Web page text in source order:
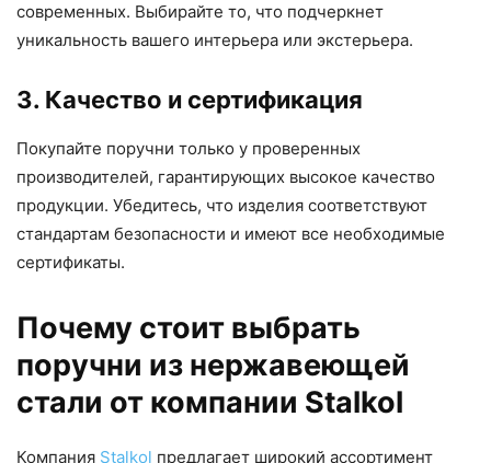
современных. Выбирайте то, что подчеркнет
уникальность вашего интерьера или экстерьера.
3. Качество и сертификация
Покупайте поручни только у проверенных
производителей, гарантирующих высокое качество
продукции. Убедитесь, что изделия соответствуют
стандартам безопасности и имеют все необходимые
сертификаты.
Почему стоит выбрать
поручни из нержавеющей
стали от компании Stalkol
Компания Stalkol предлагает широкий ассортимент